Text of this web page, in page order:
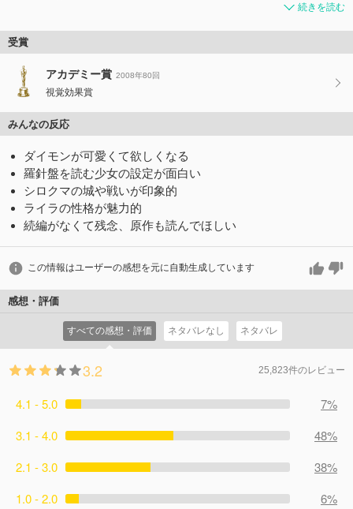
続きを読む
受賞
アカデミー賞 2008年80回
視覚効果賞
みんなの反応
ダイモンが可愛くて欲しくなる
羅針盤を読む少女の設定が面白い
シロクマの城や戦いが印象的
ライラの性格が魅力的
続編がなくて残念、原作も読んでほしい
この情報はユーザーの感想を元に自動生成しています
感想・評価
すべての感想・評価 ネタバレなし ネタバレ
3.2 25,823件のレビュー
4.1 - 5.0
7%
3.1 - 4.0
48%
2.1 - 3.0
38%
1.0 - 2.0
6%